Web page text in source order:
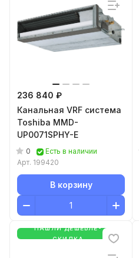
236 840 ₽
Канальная VRF система
Toshiba MMD-
UP0071SPHY-E
0
Есть в наличии
Арт. 199420
В корзину
НАШЛИ ДЕШЕВЛЕ-
СКИДКА